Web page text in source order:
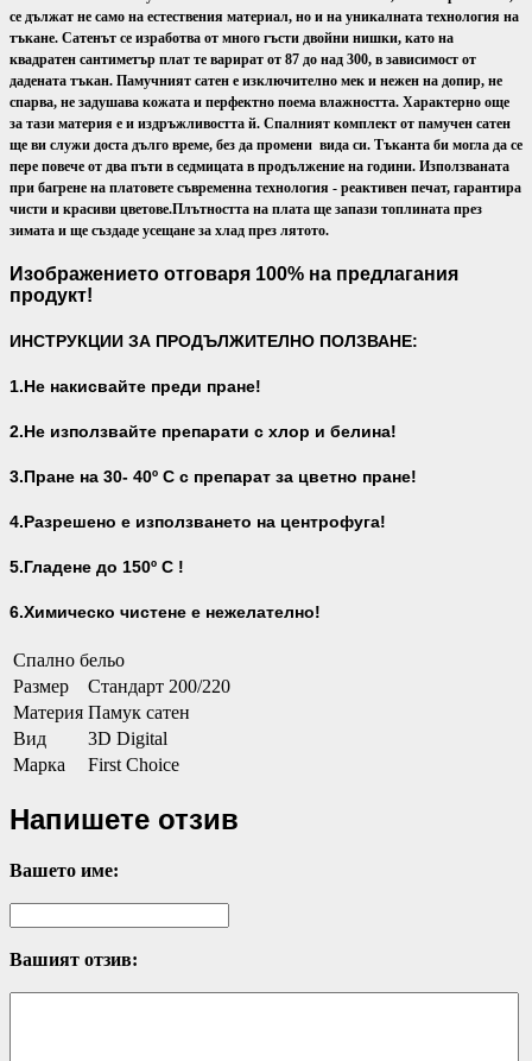
се дължат не само на естествения материал, но и на уникалната технология на
тъкане. Сатенът се изработва от много гъсти двойни нишки, като на
квадратен сантиметър плат те варират от 87 до над 300, в зависимост от
дадената тъкан. Памучният сатен е изключително мек и нежен на допир, не
спарва, не задушава кожата и перфектно поема влажността. Характерно още
за тази материя е и издръжливостта й. Спалният комплект от памучен сатен
ще ви служи доста дълго време, без да промени вида си. Тъканта би могла да се
пере повече от два пъти в седмицата в продължение на години. Използваната
при багрене на платовете съвременна технология - реактивен печат, гарантира
чисти и красиви цветове.Плътността на плата ще запази топлината през
зимата и ще създаде усещане за хлад през лятото.
Изображението отговаря 100% на предлагания
продукт!
ИНСТРУКЦИИ ЗА ПРОДЪЛЖИТЕЛНО ПОЛЗВАНЕ:
1.Не накисвайте преди пране!
2.Не използвайте препарати с хлор и белина!
3.Пране на 30- 40º С с препарат за цветно пране!
4.Разрешено е използването на центрофуга!
5.Гладене до 150º С !
6.Химическо чистене е нежелателно!
Спално бельо
Размер
Стандарт 200/220
Материя Памук сатен
Вид
3D Digital
Марка
First Choice
Напишете отзив
Вашето име:
Вашият отзив: